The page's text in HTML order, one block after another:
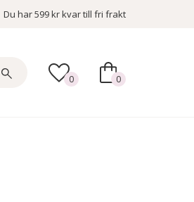
Du har599 krkvar till fri frakt
0 0